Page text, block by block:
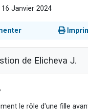
16 Janvier 2024
de Elicheva J.
le rôle d'une fille